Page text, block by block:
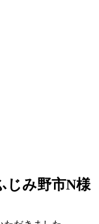
み野市N様